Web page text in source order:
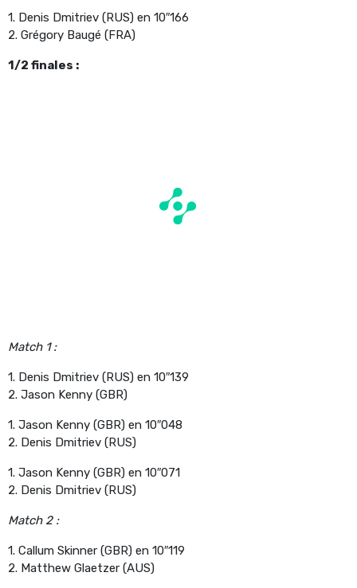
1. Denis Dmitriev (RUS) en 10″166
2. Grégory Baugé (FRA)
1/2 finales :
Match 1 :
1. Denis Dmitriev (RUS) en 10″139
2. Jason Kenny (GBR)
1. Jason Kenny (GBR) en 10″048
2. Denis Dmitriev (RUS)
1. Jason Kenny (GBR) en 10″071
2. Denis Dmitriev (RUS)
Match 2 :
1. Callum Skinner (GBR) en 10″119
2. Matthew Glaetzer (AUS)